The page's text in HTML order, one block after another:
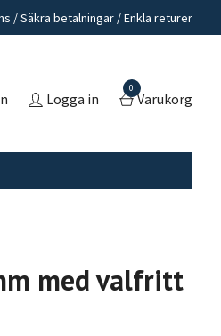
/ Säkra betalningar / Enkla returer
Logga in
0
Varukorg
med valfritt